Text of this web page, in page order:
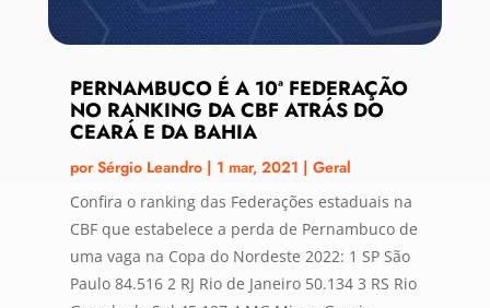
PERNAMBUCO É A 10ª FEDERAÇÃO
NO RANKING DA CBF ATRÁS DO
CEARÁ E DA BAHIA
porSérgio Leandro| 1 mar, 2021 | Geral
Confira o ranking das Federações estaduais na
CBF que estabelece a perda de Pernambuco de
uma vaga na Copa do Nordeste 2022: 1 SP São
Paulo 84.516 2 RJ Rio de Janeiro 50.134 3 RS Rio